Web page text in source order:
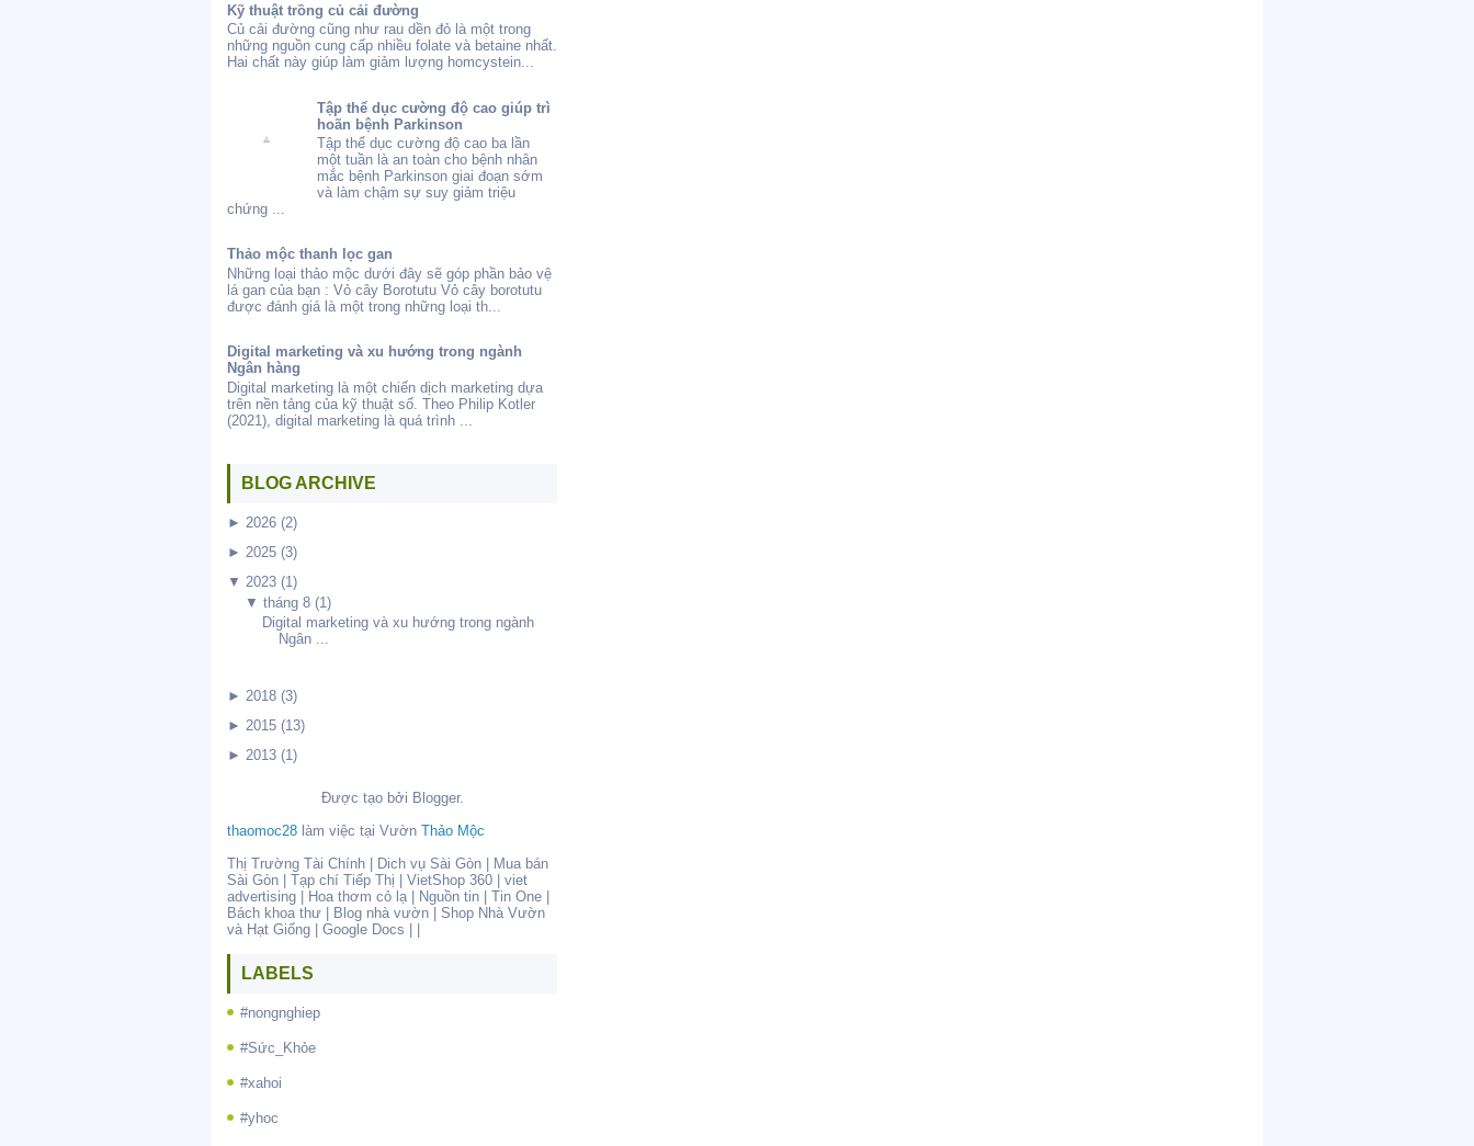
Kỹ thuật trồng củ cải đường
Củ cải đường cũng như rau dền đỏ là một trong
những nguồn cung cấp nhiều folate và betaine nhất.
Hai chất này giúp làm giảm lượng homcystein...
Tập thể dục cường độ cao giúp trì
hoãn bệnh Parkinson
Tập thể dục cường độ cao ba lần
một tuần là an toàn cho bệnh nhân
mắc bệnh Parkinson giai đoạn sớm
và làm chậm sự suy giảm triệu
chứng ...
Thảo mộc thanh lọc gan
Những loại thảo mộc dưới đây sẽ góp phần bảo vệ
lá gan của bạn : Vỏ cây Borotutu Vỏ cây borotutu
được đánh giá là một trong những loại th...
Digital marketing và xu hướng trong ngành
Ngân hàng
Digital marketing là một chiến dịch marketing dựa
trên nền tảng của kỹ thuật số. Theo Philip Kotler
(2021), digital marketing là quá trình ...
BLOG ARCHIVE
► 2026 (2)
► 2025 (3)
▼ 2023 (1)
▼ tháng 8 (1)
Digital marketing và xu hướng trong ngành
Ngân ...
► 2018 (3)
► 2015 (13)
► 2013 (1)
Được tạo bởi Blogger.
thaomoc28 làm việc tại Vườn Thảo Mộc
Thị Trường Tài Chính
Dich vụ Sài Gòn
Mua bán
Sài Gòn
Tạp chí Tiếp Thị VietShop 360
viet
advertising
Hoa thơm cỏ lạ| Nguồn tin Tin One
Bách khoa thư
Blog nhà vườn
Shop Nhà Vườn
và Hạt Giống
Google Docs
LABELS
#nongnghiep
#Sức_Khỏe
#xahoi
#yhoc